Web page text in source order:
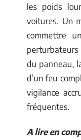
les poids
voitures. Un
commettre
perturbateurs
du panneau,
d’un feu
vigilance
fréquentes.
A lire en